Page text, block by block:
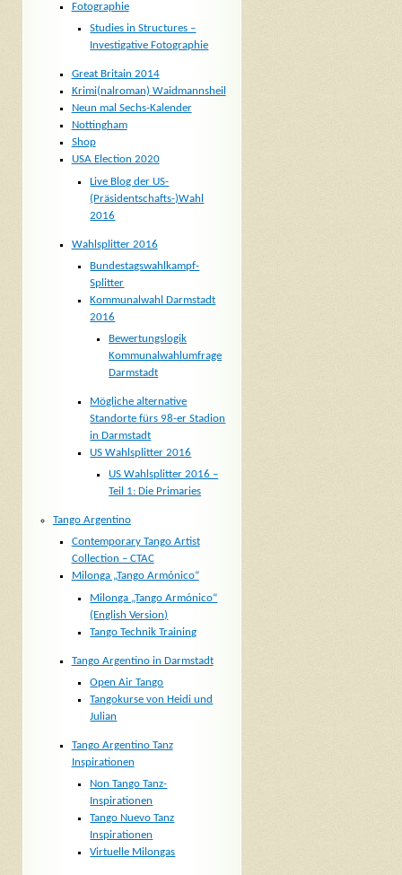
Fotographie
Studies in Structures –
Investigative Fotographie
Great Britain 2014
Krimi(nalroman) Waidmannsheil
Neun mal Sechs-Kalender
Nottingham
Shop
USA Election 2020
Live Blog der US-
(Präsidentschafts-)Wahl
2016
Wahlsplitter 2016
Bundestagswahlkampf-
Splitter
Kommunalwahl Darmstadt
2016
Bewertungslogik
Kommunalwahlumfrage
Darmstadt
Mögliche alternative
Standorte fürs 98-er Stadion
in Darmstadt
US Wahlsplitter 2016
US Wahlsplitter 2016 –
Teil 1: Die Primaries
Tango Argentino
Contemporary Tango Artist
Collection – CTAC
Milonga „Tango Armónico“
Milonga „Tango Armónico“
(English Version)
Tango Technik Training
Tango Argentino in Darmstadt
Open Air Tango
Tangokurse von Heidi und
Julian
Tango Argentino Tanz
Inspirationen
Non Tango Tanz-
Inspirationen
Tango Nuevo Tanz
Inspirationen
Virtuelle Milongas